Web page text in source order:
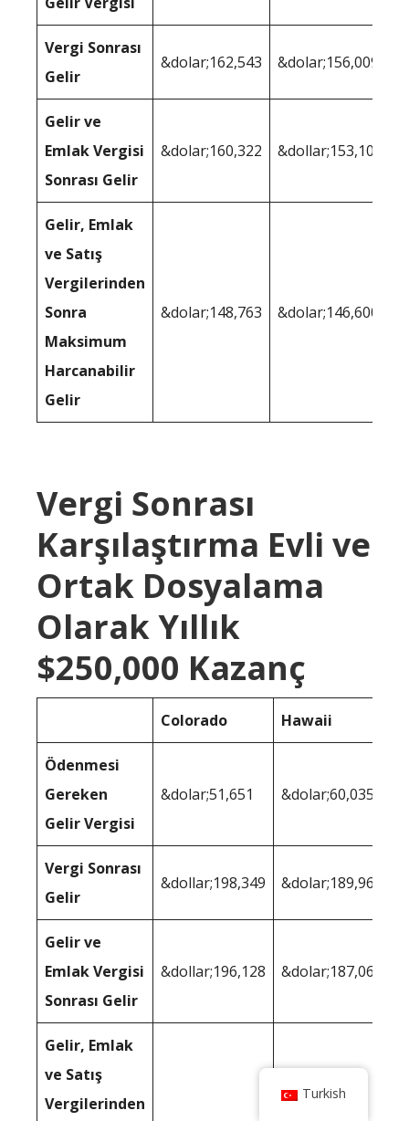
Vergi Sonrası
Gelir
&dolar;162,543 &dolar;156,009
Gelir ve
Emlak Vergisi
Sonrası Gelir
&dolar;160,322 &dollar;153,109
Gelir, Emlak
ve Satış
Vergilerinden
Sonra
Maksimum
Harcanabilir
Gelir
&dolar;148,763 &dolar;146,600
Vergi Sonrası
Karşılaştırma Evli ve
Ortak Dosyalama
Olarak Yıllık
$250,000 Kazanç
Colorado Hawaii
Ödenmesi
Gereken
Gelir Vergisi
&dolar;51,651 &dolar;60,035
Vergi Sonrası
Gelir
&dollar;198,349 &dolar;189,965
Gelir ve
Emlak Vergisi
Sonrası Gelir
&dollar;196,128 &dolar;187,065
Gelir, Emlak
ve Satış
Vergilerinden
Turkish